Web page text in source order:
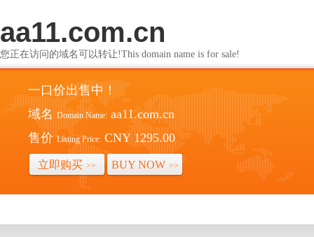
aa11.com.cn
您正在访问的域名可以转让!This domain name is for sale!
一口价出售中！
域名 Domain Name: aa11.com.cn
售价 Listing Price: CNY 1295.00
立即购买 >> BUY NOW >>